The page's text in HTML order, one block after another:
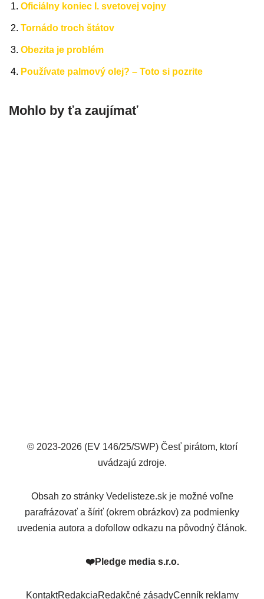
Oficiálny koniec I. svetovej vojny
Tornádo troch štátov
Obezita je problém
Používate palmový olej? – Toto si pozrite
Mohlo by ťa zaujímať
© 2023-2026 (EV 146/25/SWP) Česť pirátom, ktorí
uvádzajú zdroje.
Obsah zo stránky Vedelisteze.sk je možné voľne
parafrázovať a šíriť (okrem obrázkov) za podmienky
uvedenia autora a dofollow odkazu na pôvodný článok.
❤️Pledge media s.r.o.
KontaktRedakciaRedakčné zásadyCenník reklamy